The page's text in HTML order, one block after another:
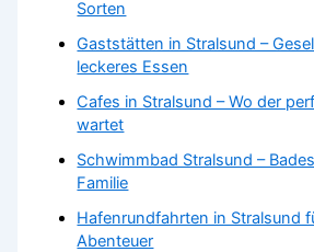
Sorten
Gaststätten in Stralsund –
leckeres Essen
Cafes in Stralsund – Wo der
wartet
Schwimmbad Stralsund –
Familie
Hafenrundfahrten in Stralsund
Abenteuer